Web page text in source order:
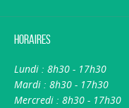
Horaires
Lundi : 8h30 - 17h30
Mardi : 8h30 - 17h30
Mercredi : 8h30 - 17h30